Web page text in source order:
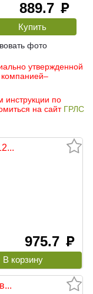
889.7 руб
фото
утвержденной
инструкции по
на сайт ГРЛС
975.7 руб